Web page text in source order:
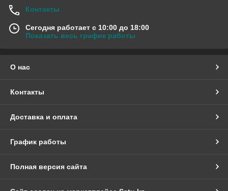
Контакты
Сегодня работает с 10:00 до 18:00
Показать весь график работы
О нас
Контакты
Доставка и оплата
График работы
Полная версия сайта